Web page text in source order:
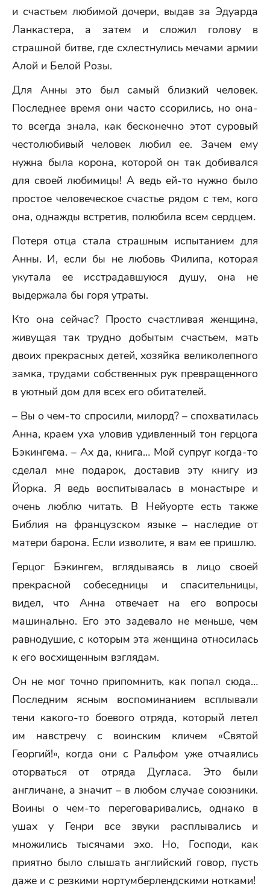
и счастьем любимой дочери, выдав за Эдуарда
Ланкастера, а затем и сложил голову в
страшной битве, где схлестнулись мечами армии
Алой и Белой Розы.
Для Анны это был самый близкий человек.
Последнее время они часто ссорились, но она-
то всегда знала, как бесконечно этот суровый
честолюбивый человек любил ее. Зачем ему
нужна была корона, которой он так добивался
для своей любимицы! А ведь ей-то нужно было
простое человеческое счастье рядом с тем, кого
она, однажды встретив, полюбила всем сердцем.
Потеря отца стала страшным испытанием для
Анны. И, если бы не любовь Филипа, которая
укутала ее исстрадавшуюся душу, она не
выдержала бы горя утраты.
Кто она сейчас? Просто счастливая женщина,
живущая так трудно добытым счастьем, мать
двоих прекрасных детей, хозяйка великолепного
замка, трудами собственных рук превращенного
в уютный дом для всех его обитателей.
– Вы о чем-то спросили, милорд? – спохватилась
Анна, краем уха уловив удивленный тон герцога
Бэкингема. – Ах да, книга… Мой супруг когда-то
сделал мне подарок, доставив эту книгу из
Йорка. Я ведь воспитывалась в монастыре и
очень люблю читать. В Нейуорте есть также
Библия на французском языке – наследие от
матери барона. Если изволите, я вам ее пришлю.
Герцог Бэкингем, вглядываясь в лицо своей
прекрасной собеседницы и спасительницы,
видел, что Анна отвечает на его вопросы
машинально. Его это задевало не меньше, чем
равнодушие, с которым эта женщина относилась
к его восхищенным взглядам.
Он не мог точно припомнить, как попал сюда…
Последним ясным воспоминанием всплывали
тени какого-то боевого отряда, который летел
им навстречу с воинским кличем «Святой
Георгий!», когда они с Ральфом уже отчаялись
оторваться от отряда Дугласа. Это были
англичане, а значит – в любом случае союзники.
Воины о чем-то переговаривались, однако в
ушах у Генри все звуки расплывались и
множились тысячами эхо. Но, Господи, как
приятно было слышать английский говор, пусть
даже и с резкими нортумберлендскими нотками!